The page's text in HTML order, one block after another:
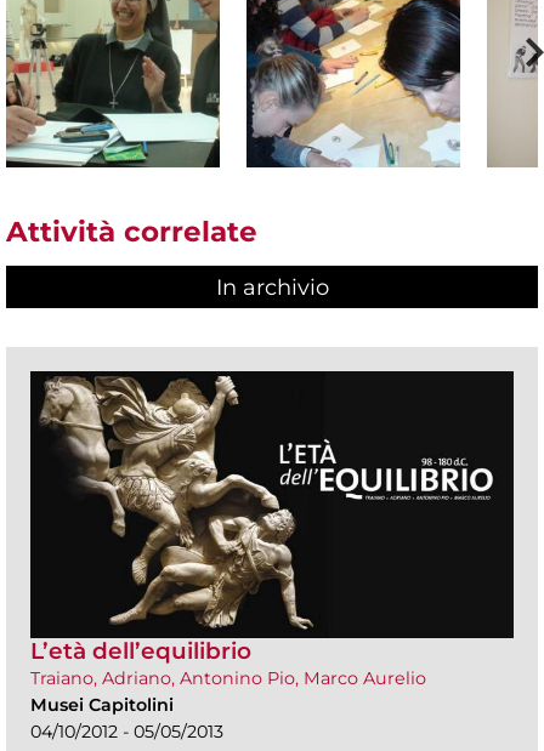
Attività correlate
In archivio
L’età dell’equilibrio
Traiano, Adriano, Antonino Pio, Marco Aurelio
Musei Capitolini
04/10/2012 - 05/05/2013